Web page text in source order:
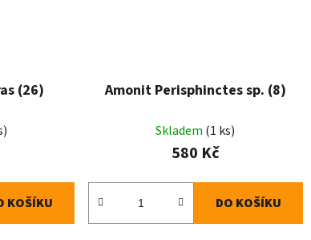
(26)
KOŠÍKU
Amonit Perisphinctes sp. (8)
Skladem (1 ks)
580 Kč
DO KOŠÍKU